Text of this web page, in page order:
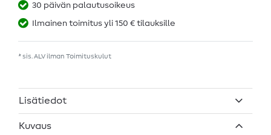
30 päivän palautusoikeus
Ilmainen toimitus yli 150 € tilauksille
* sis. ALV ilman Toimituskulut
Lisätiedot
Kuvaus